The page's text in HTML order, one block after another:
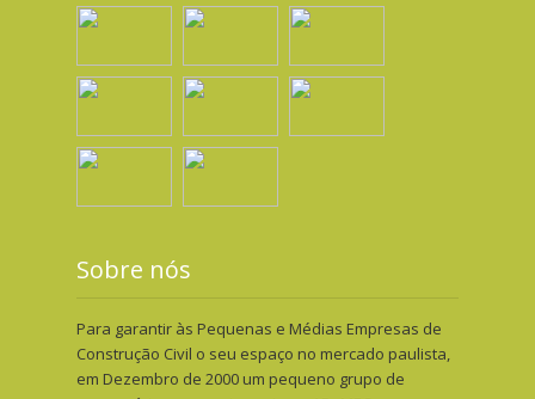
Sobre nós
Para garantir às Pequenas e Médias Empresas de
Construção Civil o seu espaço no mercado paulista,
em Dezembro de 2000 um pequeno grupo de